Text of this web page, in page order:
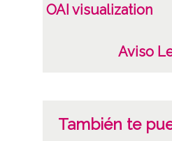
OAI visualization
Aviso
También te